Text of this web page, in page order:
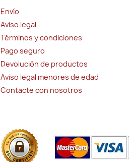
Envío
Aviso legal
Términos y condiciones
Pago seguro
Devolución de productos
Aviso legal menores de edad
Contacte con nosotros